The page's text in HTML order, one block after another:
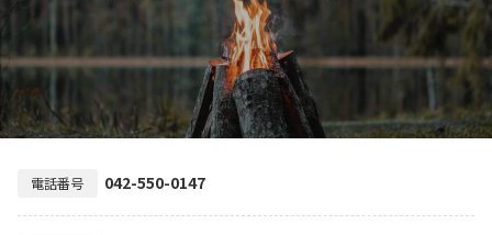
電話番号 042-550-0147